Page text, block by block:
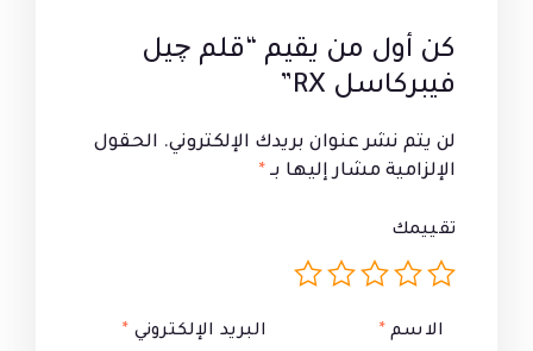
كن أول من يقيم “قلم چيل
فيبركاسل RX”
لن يتم نشر عنوان بريدك الإلكتروني. الحقول
الإلزامية مشار إليها بـ *
تقييمك
الاسم * البريد الإلكتروني *